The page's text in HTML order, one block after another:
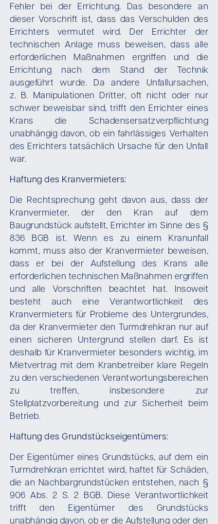
Fehler bei der Errichtung. Das besondere an
dieser Vorschrift ist, dass das Verschulden des
Errichters vermutet wird. Der Errichter der
technischen Anlage muss beweisen, dass alle
erforderlichen Maßnahmen ergriffen und die
Errichtung nach dem Stand der Technik
ausgeführt wurde. Da andere Unfallursachen,
z. B. Manipulationen Dritter, oft nicht oder nur
schwer beweisbar sind, trifft den Errichter eines
Krans die Schadensersatzverpflichtung
unabhängig davon, ob ein fahrlässiges Verhalten
des Errichters tatsächlich Ursache für den Unfall
war.
Haftung des Kranvermieters:
Die Rechtsprechung geht davon aus, dass der
Kranvermieter, der den Kran auf dem
Baugrundstück aufstellt, Errichter im Sinne des §
836 BGB ist. Wenn es zu einem Kranunfall
kommt, muss also der Kranvermieter beweisen,
dass er bei der Aufstellung des Krans alle
erforderlichen technischen Maßnahmen ergriffen
und alle Vorschriften beachtet hat. Insoweit
besteht auch eine Verantwortlichkeit des
Kranvermieters für Probleme des Untergrundes,
da der Kranvermieter den Turmdrehkran nur auf
einen sicheren Untergrund stellen darf. Es ist
deshalb für Kranvermieter besonders wichtig, im
Mietvertrag mit dem Kranbetreiber klare Regeln
zu den verschiedenen Verantwortungsbereichen
zu treffen, insbesondere zur
Stellplatzvorbereitung und zur Sicherheit beim
Betrieb.
Haftung des Grundstückseigentümers:
Der Eigentümer eines Grundstücks, auf dem ein
Turmdrehkran errichtet wird, haftet für Schäden,
die an Nachbargrundstücken entstehen, nach §
906 Abs. 2 S. 2 BGB. Diese Verantwortlichkeit
trifft den Eigentümer des Grundstücks
unabhängig davon, ob er die Aufstellung oder den